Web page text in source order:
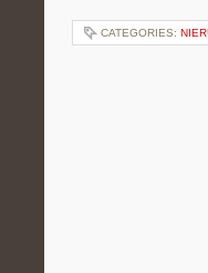
CATEGORIES: